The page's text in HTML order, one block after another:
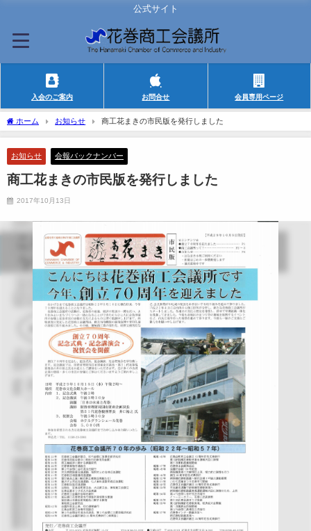
公式サイト
入会のご案内 お問合せ 会員専用ページ
ホーム お知らせ 商工花まきの市民版を発行しました
お知らせ 会報バックナンバー
商工花まきの市民版を発行しました
2017年10月13日